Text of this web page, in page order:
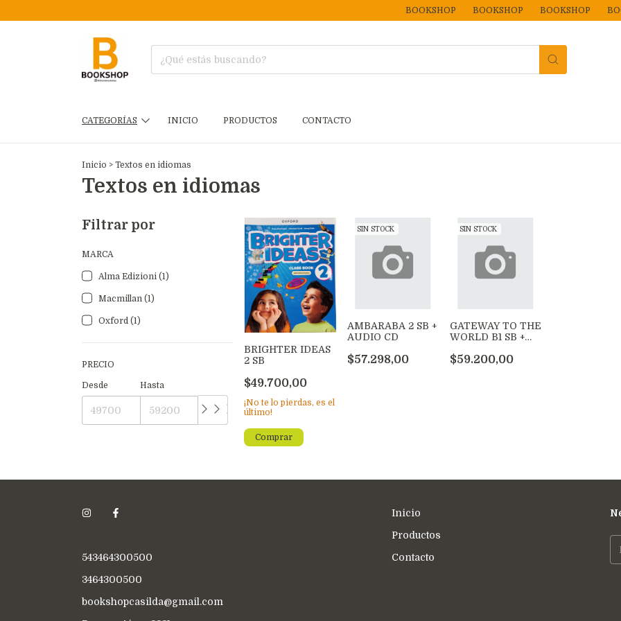
BOOKSHOP BOOKSHOP BOOKSHOP
CATEGORÍAS INICIO PRODUCTOS CONTACTO
Inicio > Textos en idiomas
Textos en idiomas
Filtrar por
MARCA
Alma Edizioni (1)
Macmillan (1)
Oxford (1)
PRECIO
Desde Hasta
BRIGHTER IDEAS
2 SB
$49.700,00
¡No te lo pierdas, es el
último!
SIN STOCK
AMBARABA 2 SB +
AUDIO CD
$57.298,00
SIN STOCK
GATEWAY TO THE
WORLD B1 SB +
$59.200,00
543464300500
3464300500
bookshopcasilda@gmail.com
Inicio
Productos
Contacto